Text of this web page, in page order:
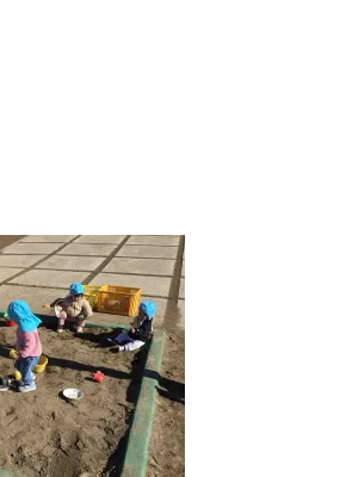
課外活動
各園の紹介